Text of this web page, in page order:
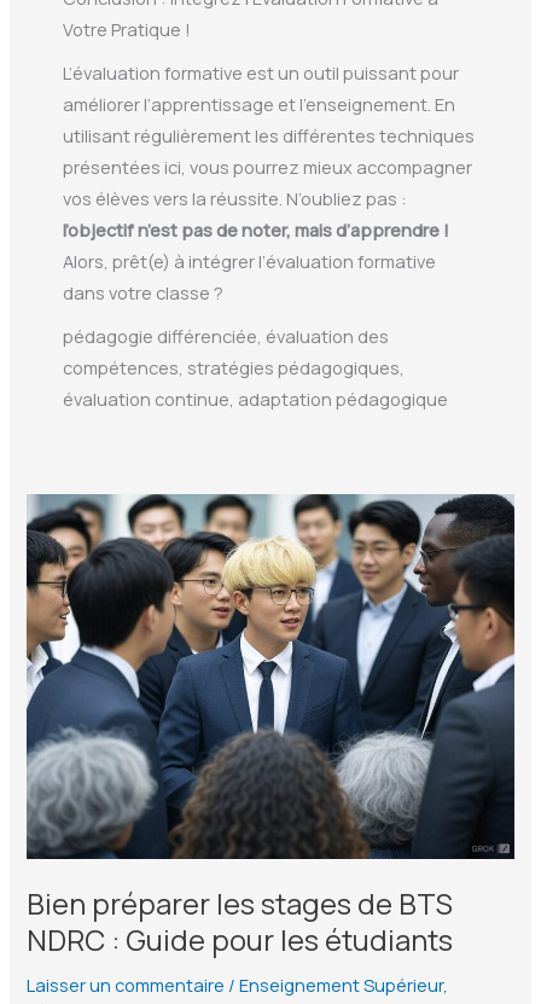
Votre Pratique !
L’évaluation formative est un outil puissant pour
améliorer l’apprentissage et l’enseignement. En
utilisant régulièrement les différentes techniques
présentées ici, vous pourrez mieux accompagner
vos élèves vers la réussite. N’oubliez pas :
l’objectif n’est pas de noter, mais d’apprendre !
Alors, prêt(e) à intégrer l’évaluation formative
dans votre classe ?
pédagogie différenciée, évaluation des
compétences, stratégies pédagogiques,
évaluation continue, adaptation pédagogique
Bien préparer les stages de BTS
NDRC : Guide pour les étudiants
Laisser un commentaire /Enseignement Supérieur,